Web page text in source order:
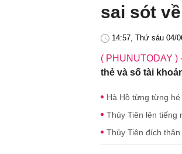
sai sót
14:57, Thứ sáu 04/
( PHUNUTODAY )
thẻ và số tài
Hà Hồ từng từng
Thủy Tiên lên tiếng
Thủy Tiên đích